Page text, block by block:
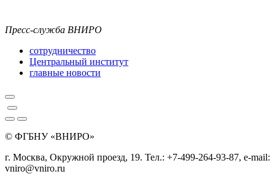
Пресс-служба ВНИРО
сотрудничество
Центральный институт
главные новости
© ФГБНУ «ВНИРО»
г. Москва, Окружной проезд, 19. Тел.: +7-499-264-93-87, e-mail:
vniro@vniro.ru